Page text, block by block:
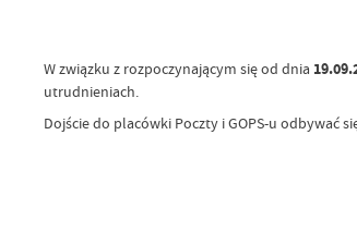
W związku z rozpoczynającym się od dnia
utrudnieniach.
Dojście do placówki Poczty i GOPS-u odbywać